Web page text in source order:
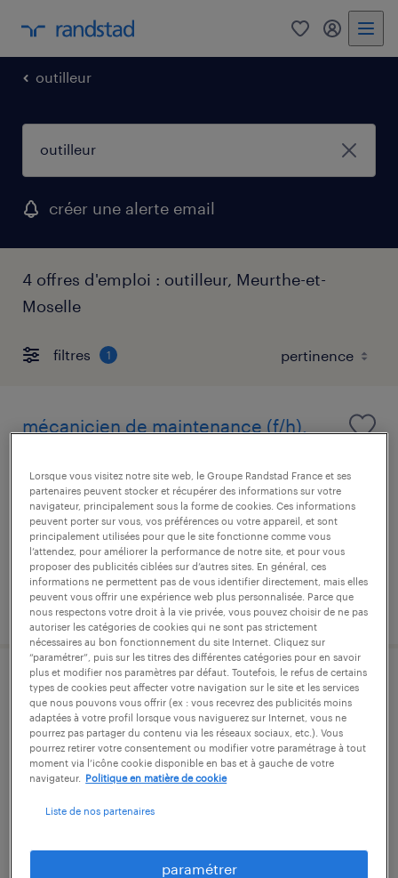
0 mon
outilleur
créer une alerte email
4 offres d'emploi : outilleur, Meurthe-et-
Moselle
filtres 1
mécanicien de maintenance (f/h).
bouxières-aux-dames, meurthe-et-moselle
intérim
12,40 € par heure
publié le 7 août 2026
médecin psychiatre (f/h)
mont-saint-martin, meurthe-et-moselle
intérim
80,00 € par heure
publié le 17 juin 2026
Lorsque vous visitez notre site web, le Groupe Randstad France et ses
partenaires peuvent stocker et récupérer des informations sur votre
navigateur, principalement sous la forme de cookies. Ces informations
peuvent porter sur vous, vos préférences ou votre appareil, et sont
principalement utilisées pour que le site fonctionne comme vous
l’attendez, pour améliorer la performance de notre site, et pour vous
proposer des publicités ciblées sur d’autres sites. En général, ces
informations ne permettent pas de vous identifier directement, mais elles
peuvent vous offrir une expérience web plus personnalisée. Parce que
nous respectons votre droit à la vie privée, vous pouvez choisir de ne pas
autoriser les catégories de cookies qui ne sont pas strictement
nécessaires au bon fonctionnement du site Internet. Cliquez sur
“paramétrer”, puis sur les titres des différentes catégories pour en savoir
plus et modifier nos paramètres par défaut. Toutefois, le refus de certains
types de cookies peut affecter votre navigation sur le site et les services
que nous pouvons vous offrir (ex : vous recevrez des publicités moins
adaptées à votre profil lorsque vous naviguerez sur Internet, vous ne
pourrez pas partager du contenu via les réseaux sociaux, etc.). Vous
pourrez retirer votre consentement ou modifier votre paramétrage à tout
moment via l’icône cookie disponible en bas et à gauche de votre
navigateur.
Politique en matière de cookie
Liste de nos partenaires
paramétrer